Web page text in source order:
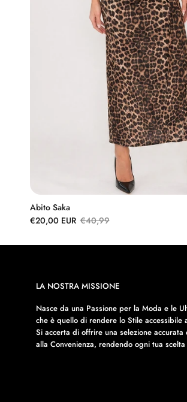
Abito Saka
€20,00 EUR €40,99
LA NOSTRA MISSIONE
Nasce da una Passione per la Moda e le
che è quello di rendere lo Stile accessibile
Si accerta di offrire una selezione
alla Convenienza, rendendo ogni tua